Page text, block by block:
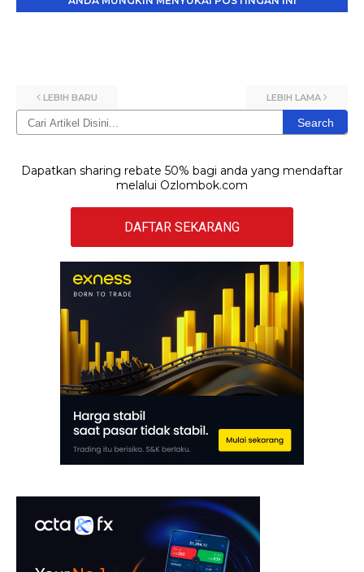
LEBIH BARU LEBIH LAMA
Search
Dapatkan sharing rebate 50% bagi anda yang mendaftar
melalui Ozlombok.com
DAFTAR SEKARANG